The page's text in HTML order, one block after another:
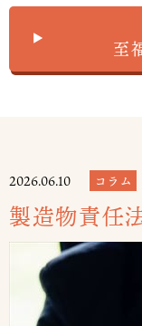
▲
至
2026.06.10 コラム
製造物責任